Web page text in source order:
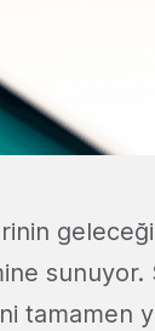
sunuyor.
tamamen